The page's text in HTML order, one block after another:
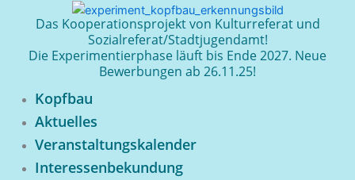
Das Kooperationsprojekt von Kulturreferat und
Sozialreferat/Stadtjugendamt!
Die Experimentierphase läuft bis Ende 2027. Neue
Bewerbungen ab 26.11.25!
Kopfbau
Aktuelles
Veranstaltungskalender
Interessenbekundung